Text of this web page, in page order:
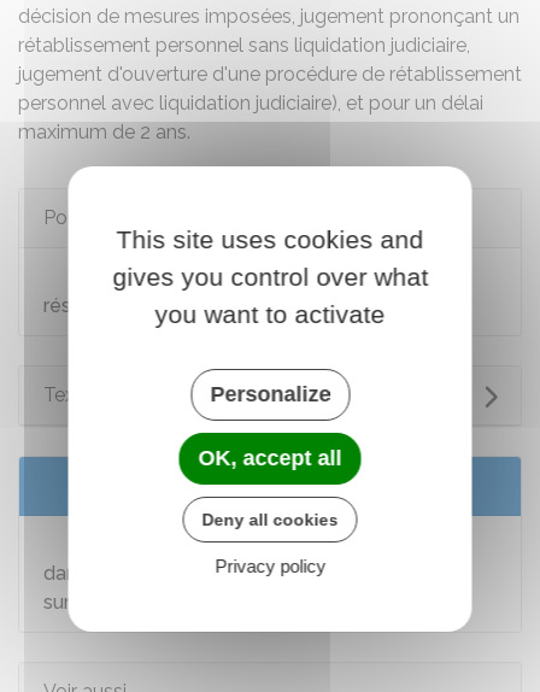
décision de mesures imposées, jugement prononçant un
rétablissement personnel sans liquidation judiciaire,
jugement d'ouverture d'une procédure de rétablissement
personnel avec liquidation judiciaire), et pour un délai
maximum de 2 ans.
Pour en savoir plus
Articulation entre le surendettement et la
résiliation du bail
Textes de référence
Services en ligne et formulaires
Déclaration au greffe du tribunal judiciaire
dans le cadre d'une procédure de
surendettement
This site uses cookies and
gives you control over what
you want to activate
Personalize
OK, accept all
Deny all cookies
Privacy policy